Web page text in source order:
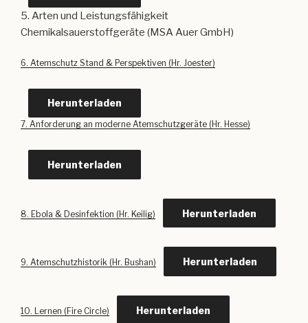
5. Arten und Leistungsfähigkeit
Chemikalsauerstoffgeräte (MSA Auer GmbH)
6. Atemschutz Stand & Perspektiven (Hr. Joester)
Herunterladen
7. Anforderung an moderne Atemschutzgeräte (Hr. Hesse)
Herunterladen
8. Ebola & Desinfektion (Hr. Keilig) Herunterladen
9. Atemschutzhistorik (Hr. Bushan) Herunterladen
10. Lernen (Fire Circle) Herunterladen